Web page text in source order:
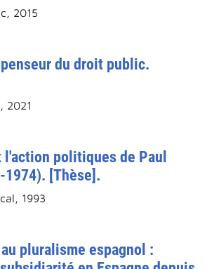
2015
du droit public.
2021
l'action politiques de Paul
1974). [Thèse].
1993
pluralisme espagnol :